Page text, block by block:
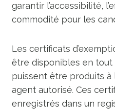
garantir l’accessibilité,
commodité pour les
Les certificats
être disponibles en tout
puissent être produits à
agent autorisé. Ces
enregistrés dans un